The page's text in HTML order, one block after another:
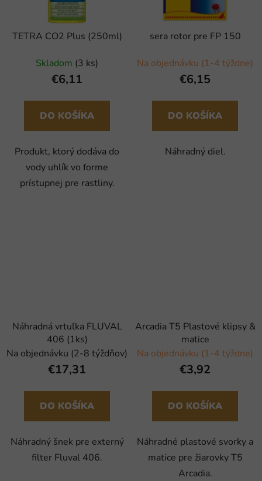
TETRA CO2 Plus (250ml)
Skladom (3 ks)
€6,11
DO KOŠÍKA
Produkt, ktorý dodáva do
vody uhlík vo forme
prístupnej pre rastliny.
sera rotor pre FP 150
Na objednávku (1-4 týždne)
€6,15
DO KOŠÍKA
Náhradný diel.
Náhradná vrtuľka FLUVAL
406 (1ks)
Na objednávku (2-8 týždňov)
€17,31
DO KOŠÍKA
Náhradný šnek pre externý
filter Fluval 406.
Arcadia T5 Plastové klipsy &
matice
Na objednávku (1-4 týždne)
€3,92
DO KOŠÍKA
Náhradné plastové svorky a
matice pre žiarovky T5
Arcadia.